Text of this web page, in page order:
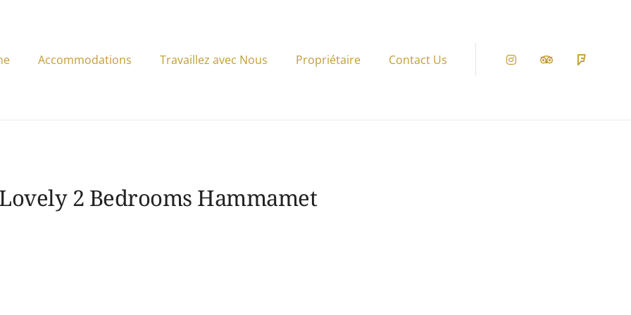
Accommodations Travaillez avec Nous Propriétaire Contact Us InstagramTripadvisor
Lovely 2 Bedrooms Hammamet